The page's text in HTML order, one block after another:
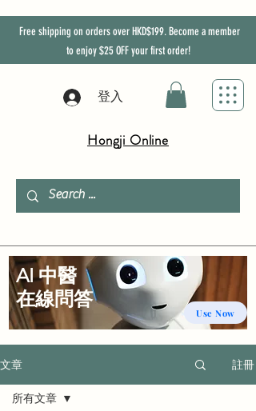
Free shipping on orders over HKD$199. Become a member
to enjoy$25 OFFyour first order!
登入
Hongji Online
文章 註冊
所有文章
Use Now
AI 中醫
​在線問答